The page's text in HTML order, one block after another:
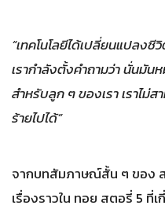
“เทคโนโลยีได้เปลี่ยนแปลง
เรากำลังตั้งคำถามว่า นั่นมัน
สำหรับลูก ๆ ของเรา เราไม่ส
ร้ายไปได้”
จากบทสัมภาษณ์สั้น ๆ ของ
เรื่องราวใน ทอย สตอรี่ 5 ที่